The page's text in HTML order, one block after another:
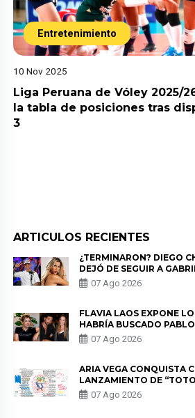
Entretenimiento
10 Nov 2025
Liga Peruana de Vóley 2025/
la tabla de posiciones tras
3
ARTICULOS RECIENTES
¿TERMINARON? DIEGO
DEJÓ DE SEGUIR A
HERRERA Y ANUNCIA SU
DE PÓDCAST
07 Ago 2026
FLAVIA LAOS EXPONE
HABRÍA BUSCADO PABLO
HEREDIA CON ALE
DE LAS PARTES QUERÍA EL
07 Ago 2026
ARIA VEGA CONQUISTA
LANZAMIENTO DE
07 Ago 2026